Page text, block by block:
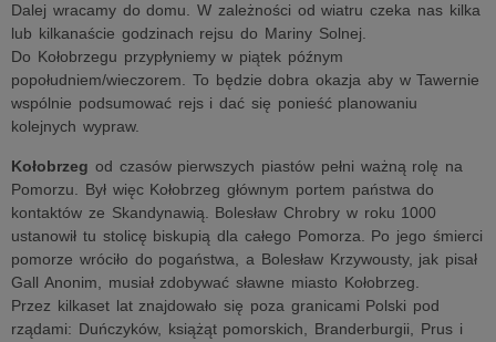
Dalej wracamy do domu. W zależności od wiatru czeka nas kilka
lub kilkanaście godzinach rejsu do Mariny Solnej.
Do Kołobrzegu przypłyniemy w piątek późnym
popołudniem/wieczorem. To będzie dobra okazja aby w Tawernie
wspólnie podsumować rejs i dać się ponieść planowaniu
kolejnych wypraw.
Kołobrzeg od czasów pierwszych piastów pełni ważną rolę na
Pomorzu. Był więc Kołobrzeg głównym portem państwa do
kontaktów ze Skandynawią. Bolesław Chrobry w roku 1000
ustanowił tu stolicę biskupią dla całego Pomorza. Po jego śmierci
pomorze wróciło do pogaństwa, a Bolesław Krzywousty, jak pisał
Gall Anonim, musiał zdobywać sławne miasto Kołobrzeg.
Przez kilkaset lat znajdowało się poza granicami Polski pod
rządami: Duńczyków, książąt pomorskich, Branderburgii, Prus i